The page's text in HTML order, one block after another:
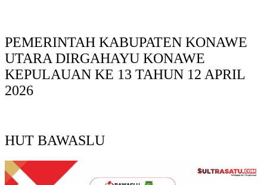
PEMERINTAH KABUPATEN KONAWE
UTARA DIRGAHAYU KONAWE
KEPULAUAN KE 13 TAHUN 12 APRIL
2026
HUT BAWASLU